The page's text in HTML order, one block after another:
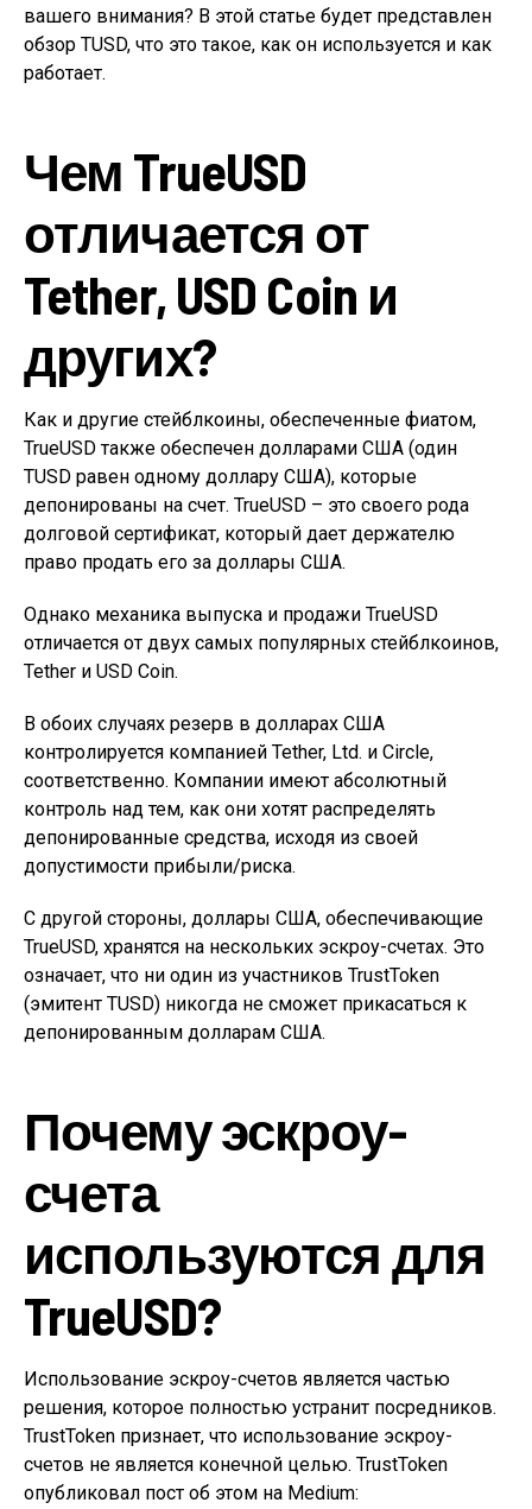
вашего внимания? В этой статье будет представлен
обзор TUSD, что это такое, как он используется и как
работает.
Чем TrueUSD
отличается от
Tether, USD Coin и
других?
Как и другие стейблкоины, обеспеченные фиатом,
TrueUSD также обеспечен долларами США (один
TUSD равен одному доллару США), которые
депонированы на счет. TrueUSD – это своего рода
долговой сертификат, который дает держателю
право продать его за доллары США.
Однако механика выпуска и продажи TrueUSD
отличается от двух самых популярных стейблкоинов,
Tether и USD Coin.
В обоих случаях резерв в долларах США
контролируется компанией Tether, Ltd. и Circle,
соответственно. Компании имеют абсолютный
контроль над тем, как они хотят распределять
депонированные средства, исходя из своей
допустимости прибыли/риска.
С другой стороны, доллары США, обеспечивающие
TrueUSD, хранятся на нескольких эскроу-счетах. Это
означает, что ни один из участников TrustToken
(эмитент TUSD) никогда не сможет прикасаться к
депонированным долларам США.
Почему эскроу-
счета
используются для
TrueUSD?
Использование эскроу-счетов является частью
решения, которое полностью устранит посредников.
TrustToken признает, что использование эскроу-
счетов не является конечной целью. TrustToken
опубликовал пост об этом на Medium: